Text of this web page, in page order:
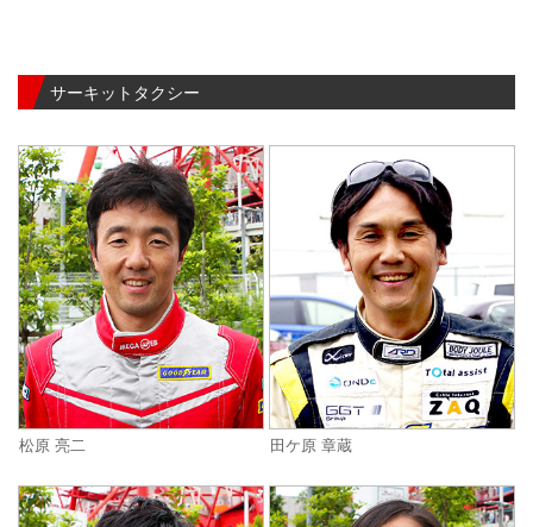
サーキットタクシー
松原 亮二 田ケ原 章蔵